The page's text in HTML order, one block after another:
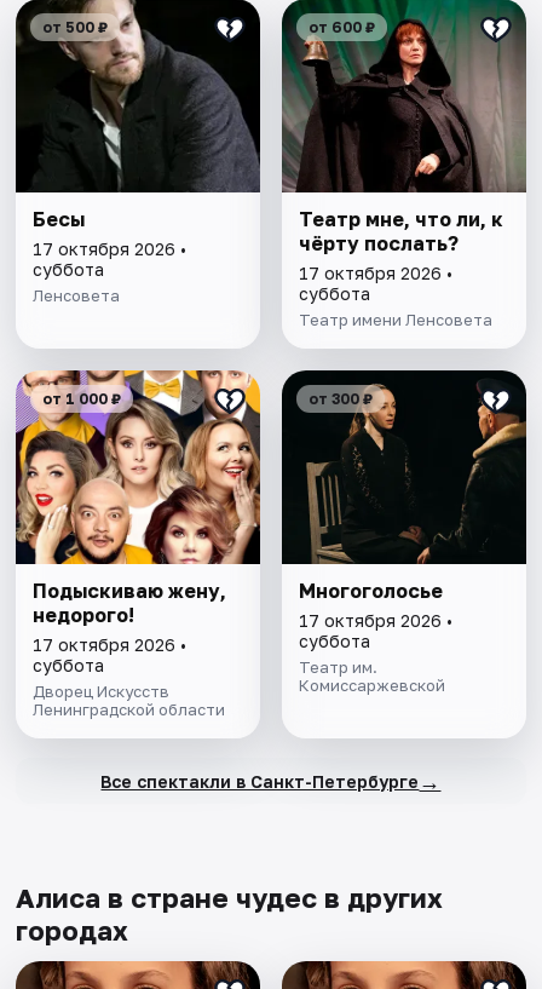
от 500 ₽
Бесы
17 октября 2026 •
суббота
Ленсовета
от 600 ₽
Театр мне, что ли, к
чёрту послать?
17 октября 2026 •
суббота
Театр имени Ленсовета
от 1 000 ₽
Подыскиваю жену,
недорого!
17 октября 2026 •
суббота
Дворец Искусств
Ленинградской области
от 300 ₽
Многоголосье
17 октября 2026 •
суббота
Театр им.
Комиссаржевской
Все спектакли в Санкт-Петербурге →
Алиса в стране чудес в других
городах